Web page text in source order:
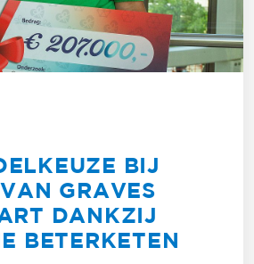
BIJ
GRAVES
DANKZIJ
BETERKETEN